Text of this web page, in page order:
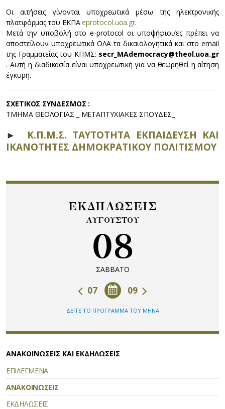
Οι αιτήσεις γίνονται υποχρεωτικά μέσω της ηλεκτρονικής
πλατφόρμας του ΕΚΠΑeprotocol.uoa.gr.
Μετά την υποβολή στο e-protocol οι υποψήφιοι/ες πρέπει να
αποστείλουν υποχρεωτικά ΟΛΑ τα δικαιολογητικά και στο email
της Γραμματείας του ΚΠΜΣ: secr_MAdemocracy@theol.uoa.gr
. Αυτή η διαδικασία είναι υποχρεωτική για να θεωρηθεί η αίτηση
έγκυρη.
ΣΧΕΤΙΚΟΣ ΣΥΝΔΕΣΜΟΣ :
ΤΜΗΜΑ ΘΕΟΛΟΓΙΑΣ _ ΜΕΤΑΠΤΥΧΙΑΚΕΣ ΣΠΟΥΔΕΣ_
► Κ.Π.Μ.Σ. ΤΑΥΤΟΤΗΤΑ ΕΚΠΑΙΔΕΥΣΗ ΚΑΙ
ΙΚΑΝΟΤΗΤΕΣ ΔΗΜΟΚΡΑΤΙΚΟΥ ΠΟΛΙΤΙΣΜΟΥ
ΕΚΔΗΛΩΣΕΙΣ
ΑΥΓΟΥΣΤΟΥ
08
ΣΑΒΒΑΤΟ
09
07
ΔΕΙΤΕ ΤΟ ΠΡΟΓΡΑΜΜΑ ΤΟΥ ΜΗΝΑ
ΑΝΑΚΟΙΝΩΣΕΙΣ ΚΑΙ ΕΚΔΗΛΩΣΕΙΣ
ΕΠΙΛΕΓΜΕΝΑ
ΑΝΑΚΟΙΝΩΣΕΙΣ
ΕΚΔΗΛΩΣΕΙΣ